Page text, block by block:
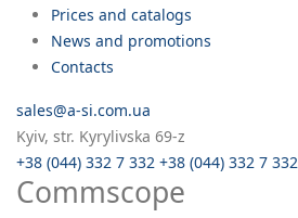
Prices and catalogs
News and promotions
Contacts
sales@a-si.com.ua
Kyiv, str. Kyrylivska 69-z
+38 (044) 332 7 332 +38 (044) 332 7 332
Commscope